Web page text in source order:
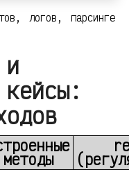
логов, парсинге
и
кейсы:
методы